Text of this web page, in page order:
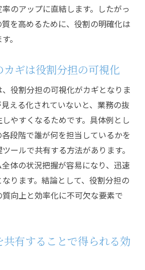
のアップに直結します。したがっ
を高めるために、役割の明確化は
。
ギは役割分担の可視化
役割分担の可視化がカギとなりま
える化されていないと、業務の抜
やすくなるためです。具体例とし
段階で誰が何を担当しているかを
ールで共有する方法があります。
体の状況把握が容易になり、迅速
ります。結論として、役割分担の
向上と効率化に不可欠な要素で
有することで得られる効